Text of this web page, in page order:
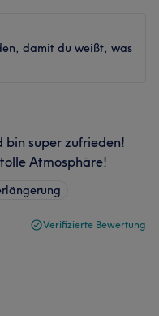
damit du weißt, was
bin super zufrieden!
Atmosphäre!
Verifizierte Bewertung